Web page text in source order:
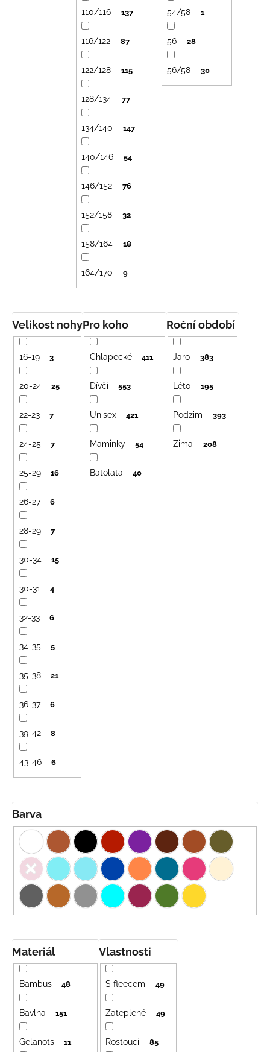
Barva
Materiál
Bambus 48
Bavlna 151
Gelanots 11
Pro koho
Chlapecké 411
Dívčí 553
Unisex 421
Maminky 54
Batolata 40
Roční období
Jaro 383
Léto 195
Podzim 393
Zima 208
54/58 1
56 28
56/58 30
Velikost nohy
16-19 3
20-24 25
22-23 7
24-25 7
25-29 16
26-27 6
28-29 7
30-34 15
30-31 4
32-33 6
34-35 5
35-38 21
36-37 6
39-42 8
43-46 6
110/116 137
116/122 87
122/128 115
128/134 77
134/140 147
140/146 54
146/152 76
152/158 32
158/164 18
164/170 9
Vlastnosti
S fleecem 49
Zateplené 49
Rostoucí 85